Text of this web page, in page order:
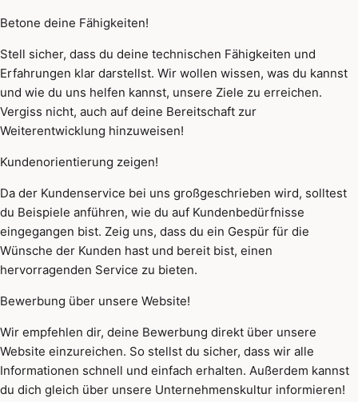
Betone deine Fähigkeiten!
Stell sicher, dass du deine technischen Fähigkeiten und
Erfahrungen klar darstellst. Wir wollen wissen, was du kannst
und wie du uns helfen kannst, unsere Ziele zu erreichen.
Vergiss nicht, auch auf deine Bereitschaft zur
Weiterentwicklung hinzuweisen!
Kundenorientierung zeigen!
Da der Kundenservice bei uns großgeschrieben wird, solltest
du Beispiele anführen, wie du auf Kundenbedürfnisse
eingegangen bist. Zeig uns, dass du ein Gespür für die
Wünsche der Kunden hast und bereit bist, einen
hervorragenden Service zu bieten.
Bewerbung über unsere Website!
Wir empfehlen dir, deine Bewerbung direkt über unsere
Website einzureichen. So stellst du sicher, dass wir alle
Informationen schnell und einfach erhalten. Außerdem kannst
du dich gleich über unsere Unternehmenskultur informieren!